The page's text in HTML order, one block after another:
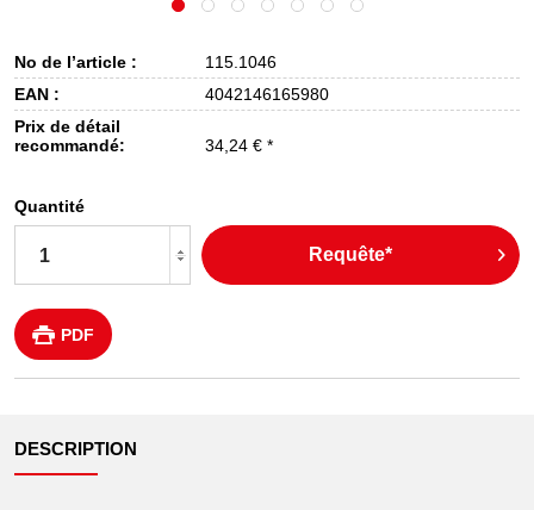
No de l’article :
115.1046
EAN :
4042146165980
Prix de détail
recommandé:
34,24 € *
Quantité
Requête*
PDF
DESCRIPTION